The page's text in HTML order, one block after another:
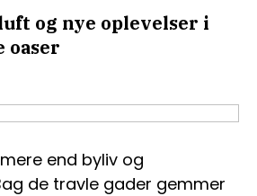
og nye oplevelser i
oaser
end byliv og
de travle gader gemmer